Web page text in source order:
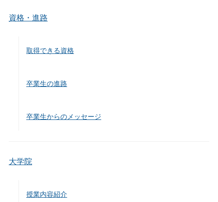
資格・進路
取得できる資格
卒業生の進路
卒業生からのメッセージ
大学院
授業内容紹介